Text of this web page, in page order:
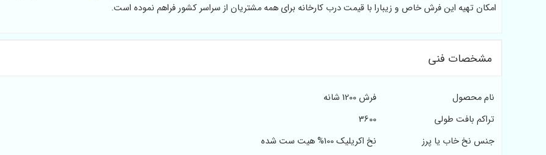
امکان تهیه این فرش خاص و زیبارا با قیمت درب کارخانه برای همه مشتریان از سراسر کشور فراهم نموده است.
مشخصات فنی
نام محصول
فرش 1200 شانه
تراکم بافت طولی
3600
جنس نخ خاب یا پرز
نخ اکریلیک 100% هیت ست شده